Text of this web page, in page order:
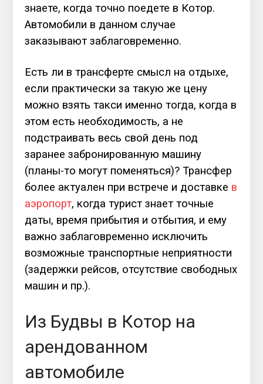
знаете, когда точно поедете в Котор.
Автомобили в данном случае
заказывают заблаговременно.
Есть ли в трансферте смысл на отдыхе,
если практически за такую же цену
можно взять такси именно тогда, когда в
этом есть необходимость, а не
подстраивать весь свой день под
заранее забронированную машину
(планы-то могут поменяться)? Трансфер
более актуален при встрече и доставке в
аэропорт, когда турист знает точные
даты, время прибытия и отбытия, и ему
важно заблаговременно исключить
возможные транспортные неприятности
(задержки рейсов, отсутствие свободных
машин и пр.).
Из Будвы в Котор на
арендованном
автомобиле